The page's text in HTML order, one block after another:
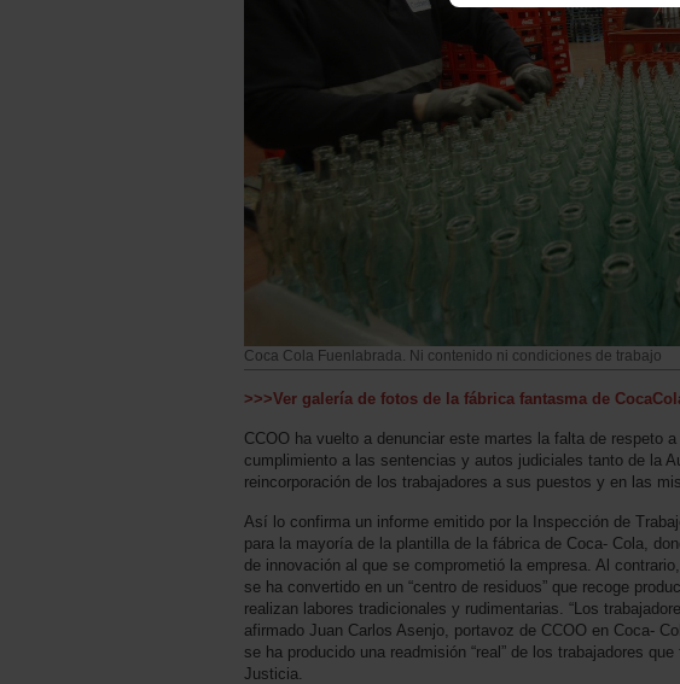
Coca Cola Fuenlabrada. Ni contenido ni condiciones de trabajo
>>>Ver galería de fotos de la fábrica fantasma de
CCOO ha vuelto a denunciar este martes la falta de respeto
cumplimiento a las sentencias y autos judiciales tanto de la
reincorporación de los trabajadores a sus puestos y en las
Así lo confirma un informe emitido por la Inspección de
para la mayoría de la plantilla de la fábrica de Coca- Cola,
de innovación al que se comprometió la empresa. Al
se ha convertido en un “centro de residuos” que recoge
realizan labores tradicionales y rudimentarias. “Los
afirmado Juan Carlos Asenjo, portavoz de CCOO en Coca-
se ha producido una readmisión “real” de los trabajadores
Justicia.